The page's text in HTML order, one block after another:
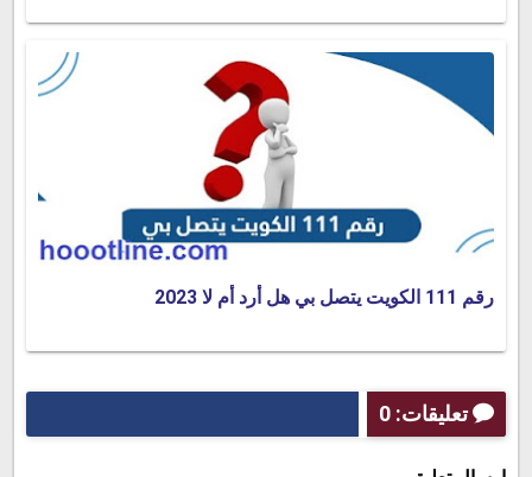
رقم 111 الكويت يتصل بي هل أرد أم لا 2023
تعليقات: 0